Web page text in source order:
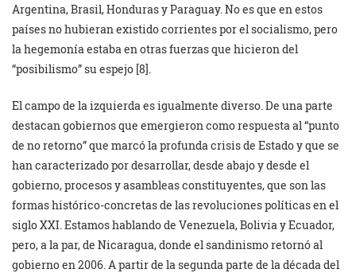
Argentina, Brasil, Honduras y Paraguay. No es que en estos
países no hubieran existido corrientes por el socialismo, pero
la hegemonía estaba en otras fuerzas que hicieron del
“posibilismo” su espejo [8].
El campo de la izquierda es igualmente diverso. De una parte
destacan gobiernos que emergieron como respuesta al “punto
de no retorno” que marcó la profunda crisis de Estado y que se
han caracterizado por desarrollar, desde abajo y desde el
gobierno, procesos y asambleas constituyentes, que son las
formas histórico-concretas de las revoluciones políticas en el
siglo XXI. Estamos hablando de Venezuela, Bolivia y Ecuador,
pero, a la par, de Nicaragua, donde el sandinismo retornó al
gobierno en 2006. A partir de la segunda parte de la década del